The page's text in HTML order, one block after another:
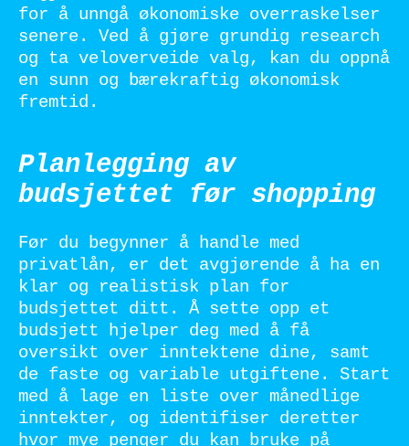
for å unngå økonomiske overraskelser
senere. Ved å gjøre grundig research
og ta veloverveide valg, kan du oppnå
en sunn og bærekraftig økonomisk
fremtid.
Planlegging av
budsjettet før shopping
Før du begynner å handle med
privatlån, er det avgjørende å ha en
klar og realistisk plan for
budsjettet ditt. Å sette opp et
budsjett hjelper deg med å få
oversikt over inntektene dine, samt
de faste og variable utgiftene. Start
med å lage en liste over månedlige
inntekter, og identifiser deretter
hvor mye penger du kan bruke på